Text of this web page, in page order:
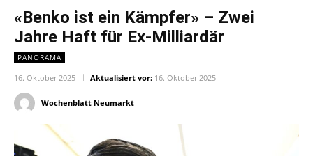
«Benko ist ein Kämpfer» – Zwei
Jahre Haft für Ex-Milliardär
PANORAMA
16. Oktober 2025 Aktualisiert vor: 16. Oktober 2025
Wochenblatt Neumarkt